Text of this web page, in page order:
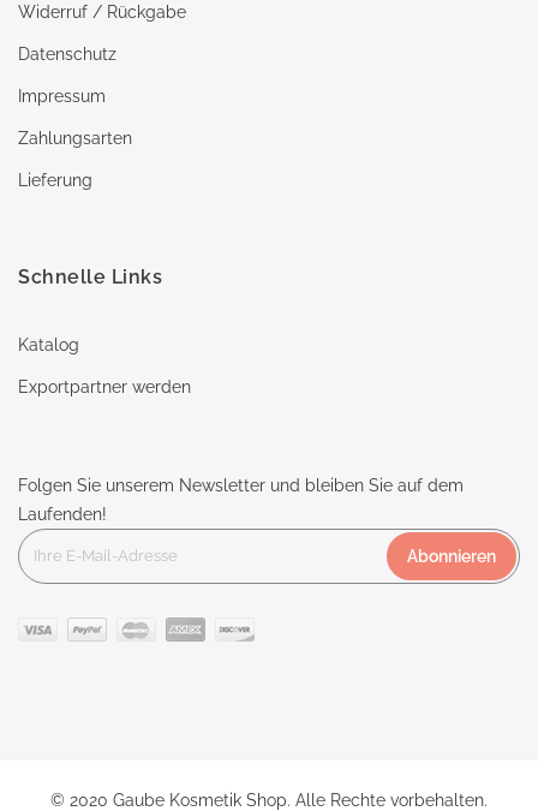
Widerruf / Rückgabe
Datenschutz
Impressum
Zahlungsarten
Lieferung
Schnelle Links
Katalog
Exportpartner werden
Folgen Sie unserem Newsletter und bleiben Sie auf dem
Laufenden!
Abonnieren
© 2020 Gaube Kosmetik Shop. Alle Rechte vorbehalten.